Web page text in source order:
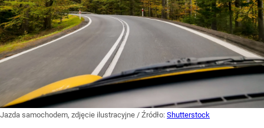
Jazda samochodem, zdjęcie ilustracyjne / Źródło: Shutterstock